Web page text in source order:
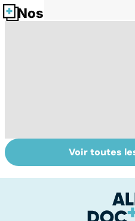
Nos fiches santé
Grand froid : nos
conseils
Voir toutes